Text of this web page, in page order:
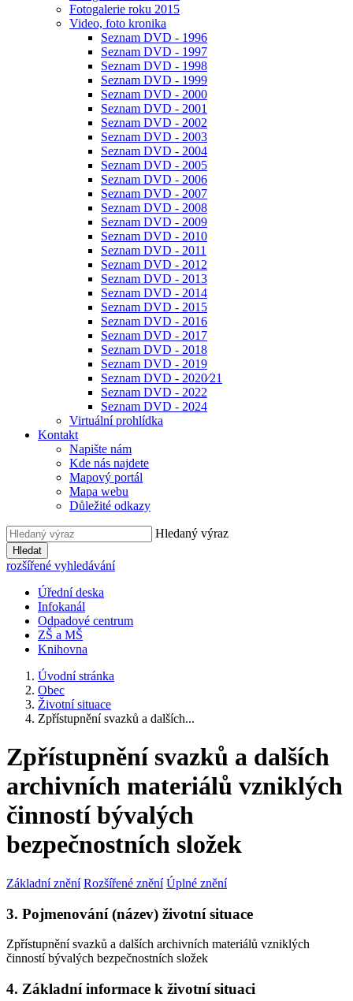
Fotogalerie roku 2015
Video, foto kronika
Seznam DVD - 1996
Seznam DVD - 1997
Seznam DVD - 1998
Seznam DVD - 1999
Seznam DVD - 2000
Seznam DVD - 2001
Seznam DVD - 2002
Seznam DVD - 2003
Seznam DVD - 2004
Seznam DVD - 2005
Seznam DVD - 2006
Seznam DVD - 2007
Seznam DVD - 2008
Seznam DVD - 2009
Seznam DVD - 2010
Seznam DVD - 2011
Seznam DVD - 2012
Seznam DVD - 2013
Seznam DVD - 2014
Seznam DVD - 2015
Seznam DVD - 2016
Seznam DVD - 2017
Seznam DVD - 2018
Seznam DVD - 2019
Seznam DVD - 2020⁄21
Seznam DVD - 2022
Seznam DVD - 2024
Virtuální prohlídka
Kontakt
Napište nám
Kde nás najdete
Mapový portál
Mapa webu
Důležité odkazy
Hledaný výraz
Hledat
rozšířené vyhledávání
Úřední deska
Infokanál
Odpadové centrum
ZŠ a MŠ
Knihovna
Úvodní stránka
Obec
Životní situace
Zpřístupnění svazků a dalších...
Zpřístupnění svazků a dalších
archivních materiálů vzniklých
činností bývalých
bezpečnostních složek
Základní znění Rozšířené znění Úplné znění
3. Pojmenování (název) životní situace
Zpřístupnění svazků a dalších archivních materiálů vzniklých
činností bývalých bezpečnostních složek
4. Základní informace k životní situaci